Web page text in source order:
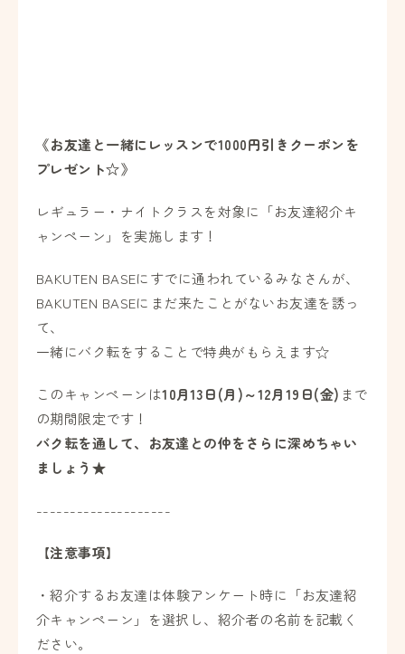
《お友達と一緒にレッスンで1000円引きクーポンを
プレゼント☆》
レギュラー・ナイトクラスを対象に「お友達紹介キ
ャンペーン 」を実施します！
BAKUTEN BASEにすでに通われているみなさんが、
BAKUTEN BASEにまだ来たことがないお友達を誘っ
て、
一緒にバク転をすることで特典がもらえます☆
このキャンペーンは10月13日(月)～12月19日(金) まで
の期間限定です！
バク転を通して、お友達との仲をさらに深めちゃい
ましょう★
--------------------
【注意事項】
・紹介するお友達は体験アンケート時に「お友達紹
介キャンペーン」を選択し、紹介者の名前を記載く
ださい。